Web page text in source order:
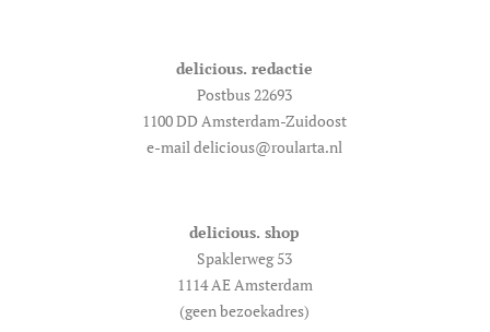
delicious. redactie
Postbus 22693
1100 DD Amsterdam-Zuidoost
e-mail delicious@roularta.nl
delicious. shop
Spaklerweg 53
1114 AE Amsterdam
(geen bezoekadres)